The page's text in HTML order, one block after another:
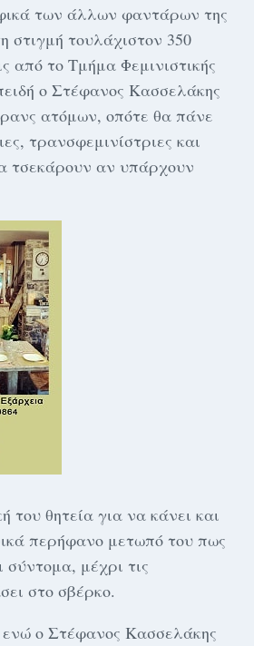
των άλλων φαντάρων της
στιγμή τουλάχιστον 350
από το Τμήμα Φεμινιστικής
ο Στέφανος Κασσελάκης
ατόμων, οπότε θα πάνε
τρανσφεμινίστριες και
τσεκάρουν αν υπάρχουν
θητεία για να κάνει και
περήφανο μετωπό του πως
μέχρι τις
στο σβέρκο.
ενώ ο Στέφανος Κασσελάκης